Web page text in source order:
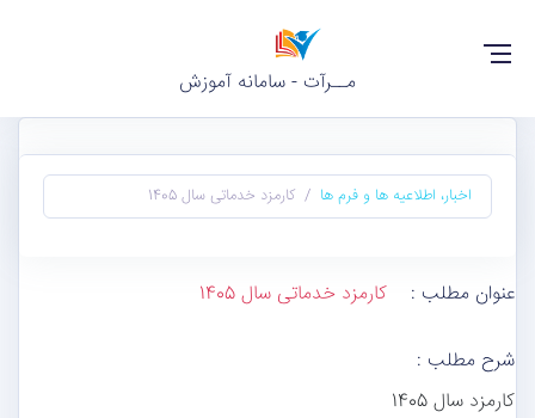
مــرآت - سامانه آموزش
اخبار، اطلاعیه ها و فرم ها کارمزد خدماتی سال 1405
عنوان مطلب : کارمزد خدماتی سال 1405
شرح مطلب :
کارمزد سال 1405